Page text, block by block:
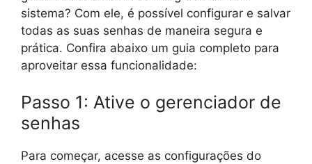
sistema? Com ele, é possível configurar e salvar
todas as suas senhas de maneira segura e
prática. Confira abaixo um guia completo para
aproveitar essa funcionalidade:
Passo 1: Ative o gerenciador de
senhas
Para começar, acesse as configurações do